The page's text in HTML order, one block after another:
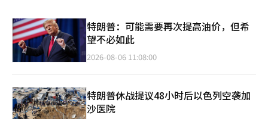
特朗普：可能需要再次提高油价，但希
望不必如此
2026-08-06 11:08:00
特朗普休战提议48小时后以色列空袭加
沙医院